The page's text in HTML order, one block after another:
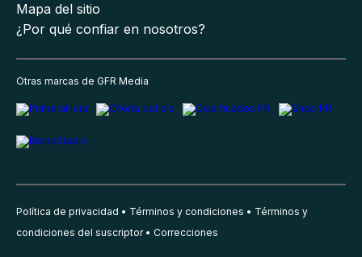
Mapa del sitio
¿Por qué confiar en nosotros?
Otras marcas de GFR Media
Política de privacidad Términos y condiciones
Términos y
condiciones del suscriptor
Correcciones